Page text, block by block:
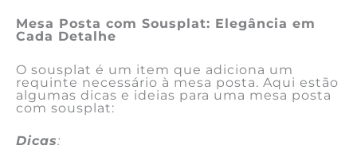
Mesa Posta com Sousplat: Elegância em
Cada Detalhe
O sousplat é um item que adiciona um
requinte necessário à mesa posta. Aqui estão
algumas dicas e ideias para uma mesa posta
com sousplat:
Dicas: